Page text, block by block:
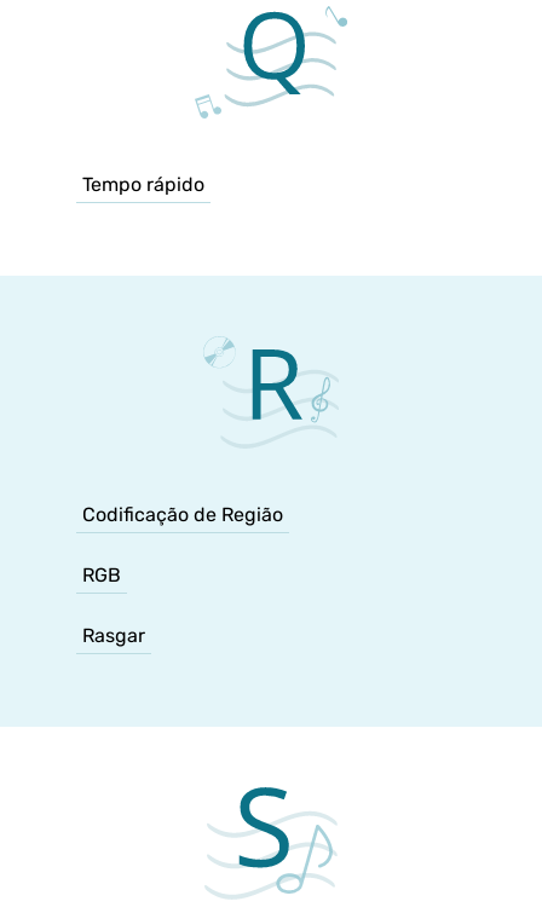
Tempo rápido
Codificação de Região
RGB
Rasgar